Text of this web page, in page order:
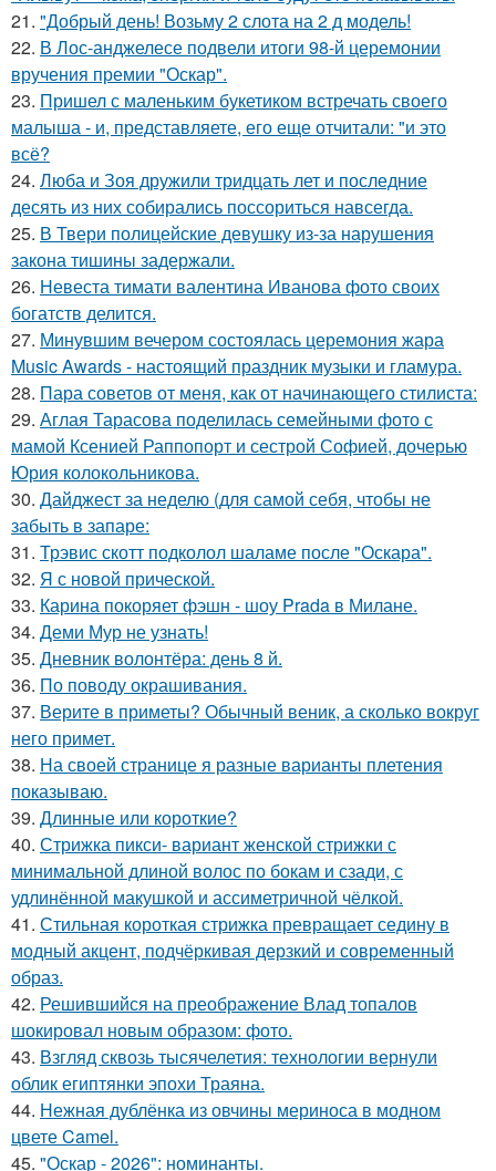
21. "Добрый день! Возьму 2 слота на 2 д модель!
22. В Лос-анджелесе подвели итоги 98-й церемонии
вручения премии "Оскар".
23. Пришел с маленьким букетиком встречать своего
малыша - и, представляете, его еще отчитали: "и это
всё?
24. Люба и Зоя дружили тридцать лет и последние
десять из них собирались поссориться навсегда.
25. В Твери полицейские девушку из-за нарушения
закона тишины задержали.
26. Невеста тимати валентина Иванова фото своих
богатств делится.
27. Минувшим вечером состоялась церемония жара
Music Awards - настоящий праздник музыки и гламура.
28. Пара советов от меня, как от начинающего стилиста:
29. Аглая Тарасова поделилась семейными фото с
мамой Ксенией Раппопорт и сестрой Софией, дочерью
Юрия колокольникова.
30. Дайджест за неделю (для самой себя, чтобы не
забыть в запаре:
31. Трэвис скотт подколол шаламе после "Оскара".
32. Я с новой прической.
33. Карина покоряет фэшн - шоу Prada в Милане.
34. Деми Мур не узнать!
35. Дневник волонтёра: день 8 й.
36. По поводу окрашивания.
37. Верите в приметы? Обычный веник, а сколько вокруг
него примет.
38. На своей странице я разные варианты плетения
показываю.
39. Длинные или короткие?
40. Стрижка пикси- вариант женской стрижки с
минимальной длиной волос по бокам и сзади, с
удлинённой макушкой и ассиметричной чёлкой.
41. Стильная короткая стрижка превращает седину в
модный акцент, подчёркивая дерзкий и современный
образ.
42. Решившийся на преображение Влад топалов
шокировал новым образом: фото.
43. Взгляд сквозь тысячелетия: технологии вернули
облик египтянки эпохи Траяна.
44. Нежная дублёнка из овчины мериноса в модном
цвете Camel.
45. "Оскар - 2026": номинанты.